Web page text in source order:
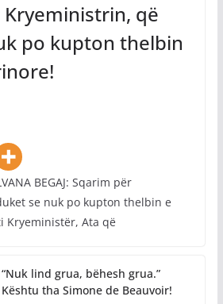
që
po kupton thelbin
BEGAJ: Sqarim për
se nuk po kupton thelbin e
Kryeministër, Ata që
“Nuk lind grua, bëhesh grua.”
Kështu tha Simone de Beauvoir!